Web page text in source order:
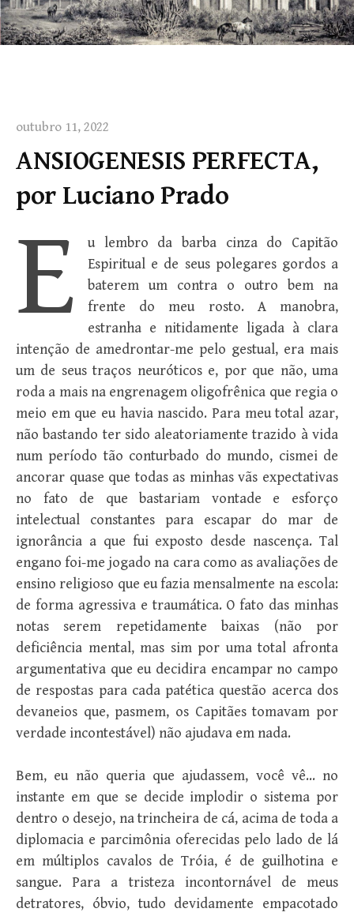
outubro 11, 2022
ANSIOGENESIS PERFECTA,
por Luciano Prado
E
u lembro da barba cinza do Capitão
Espiritual e de seus polegares gordos a
baterem um contra o outro bem na
frente do meu rosto. A manobra,
estranha e nitidamente ligada à clara
intenção de amedrontar-me pelo gestual, era mais
um de seus traços neuróticos e, por que não, uma
roda a mais na engrenagem oligofrênica que regia o
meio em que eu havia nascido. Para meu total azar,
não bastando ter sido aleatoriamente trazido à vida
num período tão conturbado do mundo, cismei de
ancorar quase que todas as minhas vãs expectativas
no fato de que bastariam vontade e esforço
intelectual constantes para escapar do mar de
ignorância a que fui exposto desde nascença. Tal
engano foi-me jogado na cara como as avaliações de
ensino religioso que eu fazia mensalmente na escola:
de forma agressiva e traumática. O fato das minhas
notas serem repetidamente baixas (não por
deficiência mental, mas sim por uma total afronta
argumentativa que eu decidira encampar no campo
de respostas para cada patética questão acerca dos
devaneios que, pasmem, os Capitães tomavam por
verdade incontestável) não ajudava em nada.
Bem, eu não queria que ajudassem, você vê… no
instante em que se decide implodir o sistema por
dentro o desejo, na trincheira de cá, acima de toda a
diplomacia e parcimônia oferecidas pelo lado de lá
em múltiplos cavalos de Tróia, é de guilhotina e
sangue. Para a tristeza incontornável de meus
detratores, óbvio, tudo devidamente empacotado